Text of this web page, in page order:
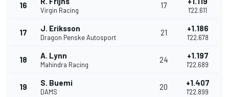
16
Virgin Racing
17
1'22.611
17 J. Eriksson
Dragon Penske Autosport
21 +1.186
1'22.678
18 A. Lynn
Mahindra Racing
24 +1.197
1'22.689
19 S. Buemi
DAMS
20 +1.407
1'22.899